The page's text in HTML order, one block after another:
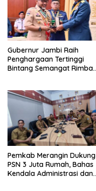
Gubernur Jambi Raih
Penghargaan Tertinggi
Bintang Semangat Rimba
Pemkab Merangin Dukung
PSN 3 Juta Rumah, Bahas
Kendala Administrasi dan